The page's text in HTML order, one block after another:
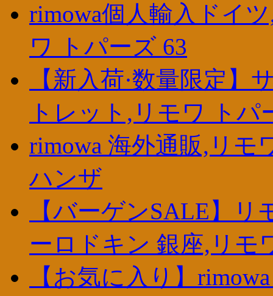
rimowa個人輸入ドイ
ワ トパーズ 63
【新入荷·数量限定
トレット,リモワ トパ
rimowa 海外通販,リモ
ハンザ
【バーゲンSALE】
ーロドキン 銀座,リモ
【お気に入り】